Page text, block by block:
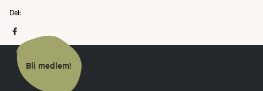
Del:
Bli medlem!